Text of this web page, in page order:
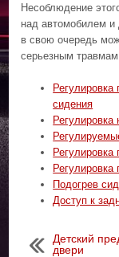
Несоблюдение
над автомобилем и
в свою очередь
серьезным
Регулировка
сидения
Регулировка
Регулировка
Подогрев
Доступ к
Детский
двери